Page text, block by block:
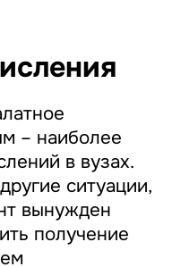
– наиболее
в вузах.
ситуации,
вынужден
получение